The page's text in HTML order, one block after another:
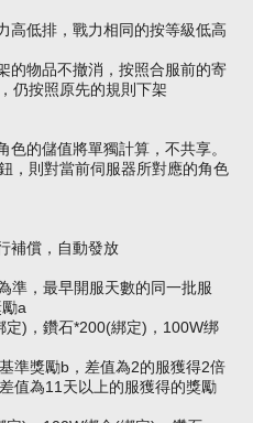
高低排，戰力相同的按等級低高
的物品不撤消，按照合服前的寄
仍按照原先的規則下架
的儲值將單獨計算，不共享。
，則對當前伺服器所對應的角色
補償，自動發放
準，最早開服天數的同一批服
a
)，鑽石*200(綁定)，100W绑
準獎勵b，差值為2的服獲得2倍
值為11天以上的服獲得的獎勵